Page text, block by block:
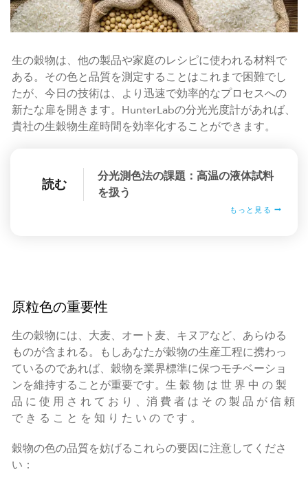
生の穀物は、他の製品や家庭のレシピに使われる材料で
ある。その色と品質を測定することはこれまで困難でし
たが、今日の技術は、より迅速で効率的なプロセスへの
新たな扉を開きます。HunterLabの分光光度計があれば、
貴社の生穀物生産時間を効率化することができます。
読む
分光測色法の課題：高温の液体試料
を扱う
もっと見る
原粒色の重要性
生の穀物には、大麦、オート麦、キヌアなど、あらゆる
ものが含まれる。もしあなたが穀物の生産工程に携わっ
ているのであれば、穀物を業界標準に保つモチベーショ
ンを維持することが重要です。生 穀 物 は 世 界 中 の 製
品 に 使 用 さ れ て お り 、消 費 者 は そ の 製 品 が 信 頼
で き る こ と を 知 り た い の で す 。
穀物の色の品質を妨げるこれらの要因に注意してくださ
い：